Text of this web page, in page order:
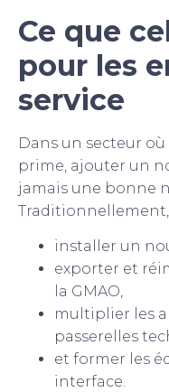
Ce que
pour les
service
Dans un secteur
prime, ajouter un
jamais une bonne
installer un
exporter et
la GMAO,
multiplier les
passerelles
et former les
interface.